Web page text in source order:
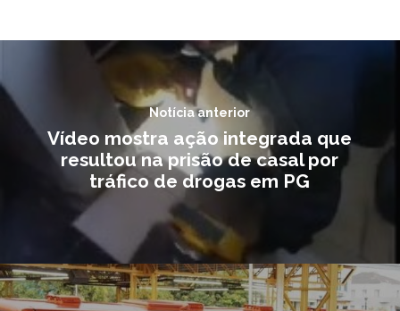
Notícia anterior
Vídeo mostra ação integrada que
resultou na prisão de casal por
tráfico de drogas em PG